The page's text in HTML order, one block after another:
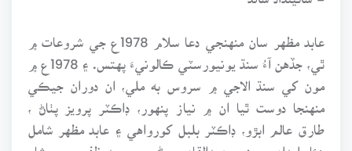
عابد مظهر سان منهنجي دعا سلام 1978ع جي شروعات ۾
مون کي سنڌ الاجي ۾ سروس به ملي، ان دوران جيڪي
منهنجا دوست ٿيا ان ۾ نياز پنهور، ڊاڪٽر پرويز پٺاڻ ،
طارق عالم ابڙو، ڊاڪٽر بلبل کورواهي ۽ عابد مظهر شامل
هئا. امداد حسيني، عبدالقادر جوڻيجو، سيد ظفر حسن شاھ